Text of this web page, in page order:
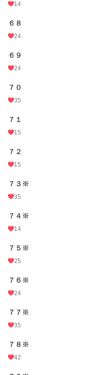
14
６８
24
６９
24
７０
35
７１
15
７２
15
７３※
35
７４※
14
７５※
25
７６※
24
７７※
35
７８※
42